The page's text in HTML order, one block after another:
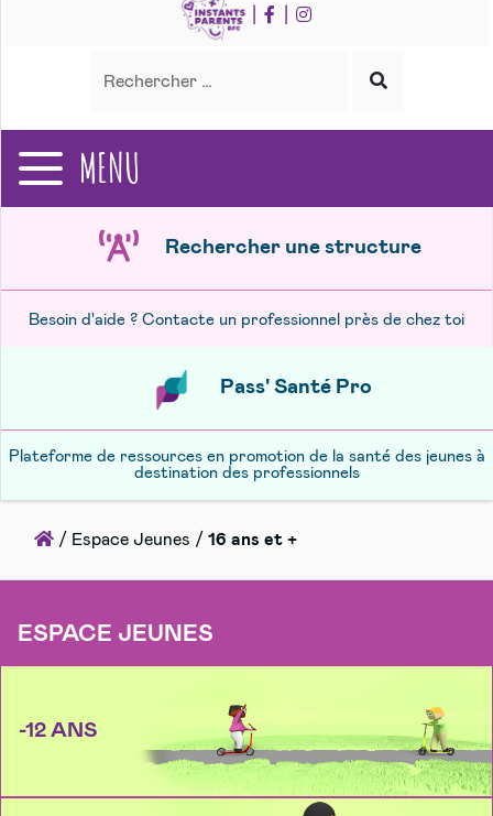
Lancer
recherche
MENU
Rechercher une structure
Besoin d'aide ? Contacte un professionnel près de chez toi
Pass' Santé Pro
Plateforme de ressources en promotion de la santé des jeunes à
destination des professionnels
Accueil
/ Espace Jeunes / 16 ans et +
ESPACE JEUNES
-12 ANS